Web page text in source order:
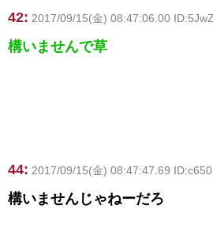
42: 2017/09/15(金) 08:47:06.00
構いませんで草
44: 2017/09/15(金) 08:47:47.69
構いませんじゃねーだろ